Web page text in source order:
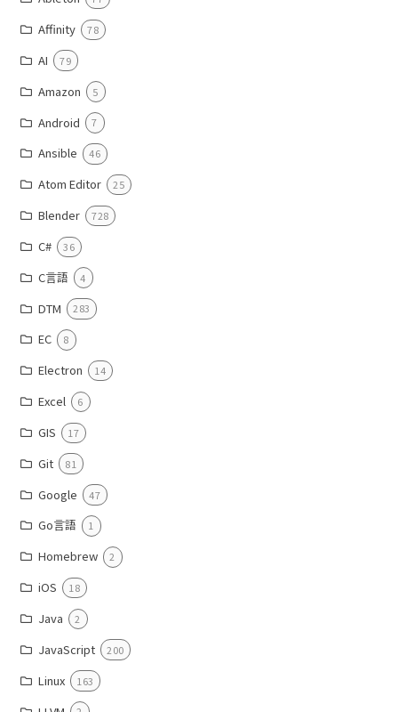
Affinity 78
AI 79
Amazon 5
Android 7
Ansible 46
Atom Editor 25
Blender 728
C# 36
C言語 4
DTM 283
EC 8
Electron 14
Excel 6
GIS 17
Git 81
Google 47
Go言語 1
Homebrew 2
iOS 18
Java 2
JavaScript 200
Linux 163